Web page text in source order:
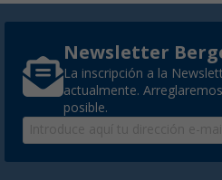
Newsletter
La inscripción a la
actualmente.
posible.